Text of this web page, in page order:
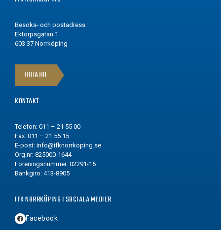
Besöks- och postadress:
Ektorpsgatan 1
603 37 Norrköping
HITTA HIT
KONTAKT
Telefon: 011 – 21 55 00
Fax: 011 – 21 55 15
E-post: info@ifknorrkoping.se
Org.nr: 825000-1644
Föreningsnummer: 02291-15
Bankgiro: 413-8905
IFK NORRKÖPING I SOCIALA MEDIER
Facebook